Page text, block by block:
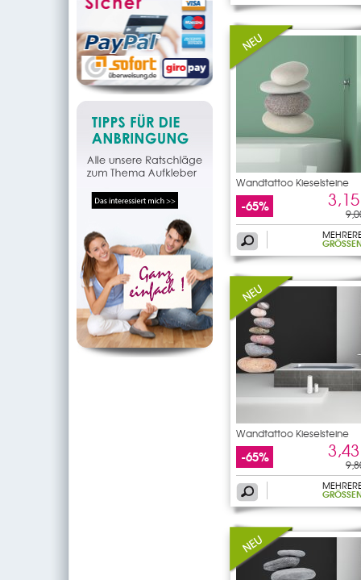
Wandtattoo Kieselsteine
-65%
GRÖSSEN
Wandtattoo Kieselsteine
-65%
GRÖSSEN